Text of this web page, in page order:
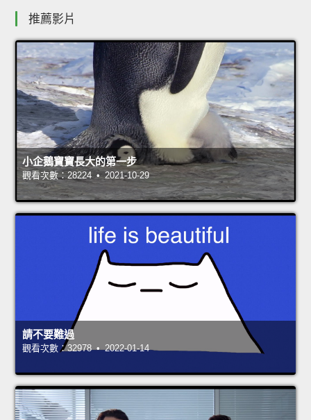
推薦影片
小企鵝寶寶長大的第一步
觀看次數：28224 • 2021-10-29
請不要難過
觀看次數：32978 • 2022-01-14